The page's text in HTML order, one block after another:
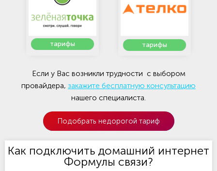
тарифы тарифы
Если у Вас возникли трудности с выбором
провайдера, закажите бесплатную консультацию
нашего специалиста.
Подобрать недорогой тариф
Как подключить домашний интернет
Формулы связи?